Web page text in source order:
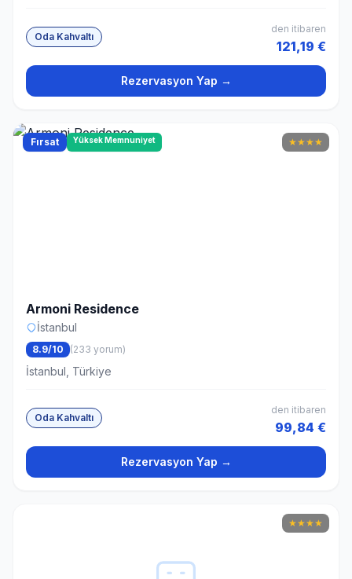
Oda Kahvaltı
den itibaren
121,19 €
Rezervasyon Yap →
Fırsat Yüksek Memnuniyet ★★★★
Armoni Residence
İstanbul
8.9/10 (233 yorum)
İstanbul, Türkiye
Oda Kahvaltı
den itibaren
99,84 €
Rezervasyon Yap →
★★★★